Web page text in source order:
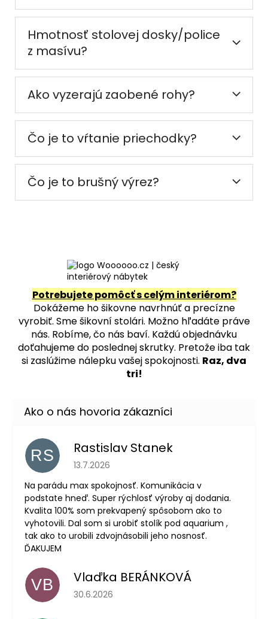
Hmotnosť stolovej dosky/police
z masívu?
Ako vyzerajú zaobené rohy?
Čo je to vŕtanie priechodky?
Čo je to brušný výrez?
Potrebujete pomôcť s celým interiérom?
Dokážeme ho šikovne navrhnúť a precízne
vyrobiť. Sme šikovní stolári. Možno hľadáte práve
nás. Robíme, čo nás baví. Každú objednávku
doťahujeme do poslednej skrutky. Pretože iba tak
si zaslúžime nálepku vašej spokojnosti. Raz, dva
tri!
RS Rastislav Stanek
Hodnotenie obchodu je 5 z 5 hviezdičiek.
13.7.2026
Na parádu max spokojnosť. Komunikácia v
podstate hneď. Super rýchlosť výroby aj dodania.
Kvalita 100% som prekvapený spôsobom ako to
vyhotovili. Dal som si urobiť stolík pod aquarium ,
tak ako to urobili zdvojnásobili jeho nosnosť.
ĎAKUJEM
VB Vlaďka BERÁNKOVÁ
Hodnotenie obchodu je 5 z 5 hviezdičiek.
30.6.2026